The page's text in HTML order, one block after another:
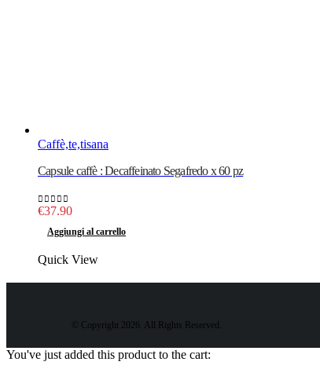
Caffè,te,tisana
Capsule caffè : Decaffeinato Segafredo x 60 pz
0out of 5
€37.90
Aggiungi al carrello
Quick View
© Copyright 2026. All Rights Reserved.
You've just added this product to the cart: